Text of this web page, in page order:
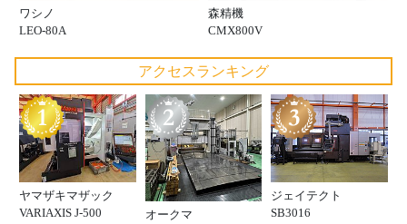
ワシノ
LEO-80A
森精機
CMX800V
アクセスランキング
ヤマザキマザック
VARIAXIS J-500
オークマ
ジェイテクト
SB3016